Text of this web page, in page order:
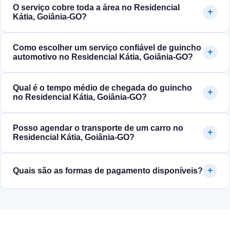
O serviço cobre toda a área no Residencial
Kátia, Goiânia‑GO?
Como escolher um serviço confiável de guincho
automotivo no Residencial Kátia, Goiânia‑GO?
Qual é o tempo médio de chegada do guincho
no Residencial Kátia, Goiânia‑GO?
Posso agendar o transporte de um carro no
Residencial Kátia, Goiânia‑GO?
Quais são as formas de pagamento disponíveis?